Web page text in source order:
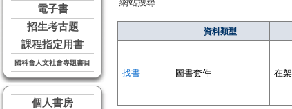
電子書
招生考古題
課程指定用書
國科會人文社會專題書目
個人書房
網站搜尋
資料類型
找書 圖書套件 在